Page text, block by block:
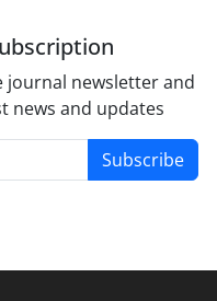
journal newsletter and
news and updates
Subscribe